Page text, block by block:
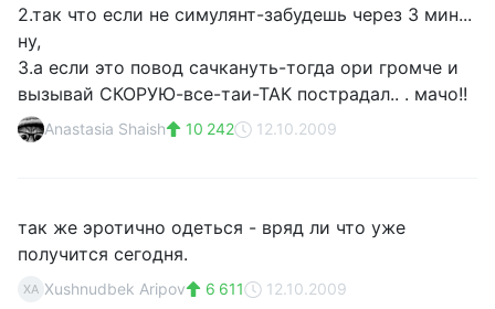
2.так что если не симулянт-забудешь через 3 мин...
ну,
3.а если это повод сачкануть-тогда ори громче и
вызывай СКОРУЮ-все-таи-ТАК пострадал.. . мачо!!
Anastasia Shaish 10 242 12.10.2009
так же эротично одеться - вряд ли что уже
получится сегодня.
XA Xushnudbek Aripov 6 611 12.10.2009